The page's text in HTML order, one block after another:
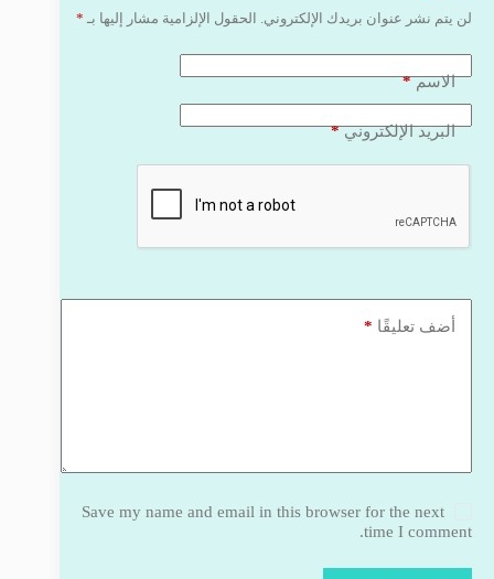
لن يتم نشر عنوان بريدك الإلكتروني. الحقول الإلزامية مشار إليها بـ *
الاسم*
البريد الإلكتروني*
أضف تعليقًا *
Save my name and email in this browser for the next
time I comment.